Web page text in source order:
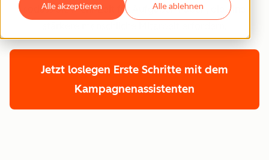
Alle akzeptieren Alle ablehnen
sodass Sie mehr Zeit für Aufgaben haben, die eine
Jetzt loslegen Erste Schritte mit dem
Kampagnenassistenten